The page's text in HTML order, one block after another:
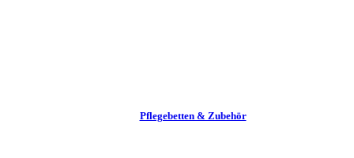
Pflege­betten & Zubehör